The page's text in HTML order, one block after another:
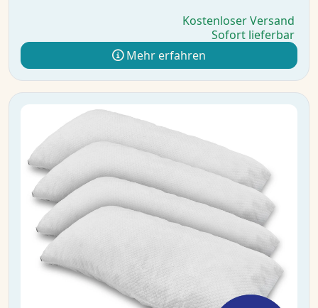
Kostenloser Versand
Sofort lieferbar
Mehr erfahren